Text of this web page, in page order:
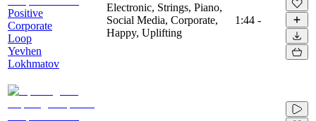
Positive
Corporate
Loop
Yevhen
Lokhmatov
Electronic, Strings, Piano,
Social Media, Corporate,
Happy, Uplifting
1:44 -